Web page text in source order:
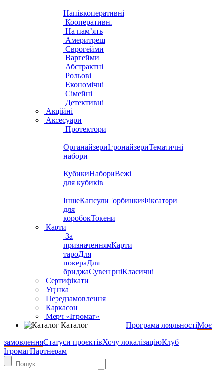
Напівкоперативні
Кооперативні
На пам’ять
Америтреш
Єврогейми
Варгейми
Абстрактні
Рольові
Економічні
Сімейні
Детективні
Акційні
Аксесуари
Протектори
ОрганайзериІгронайзериТематичні
набори
КубикиНабориВежі
для кубиків
ІншеКапсулиТорбинкиФіксатори
для
коробокТокени
Карти
За
призначеннямКарти
тароДля
покераДля
бриджаСувенірніКласичні
Сертифікати
Уцінка
Передзамовлення
Каркасон
Мерч «Ігромаг»
Каталог
Програма лояльностіМоє
замовленняСтатуси проєктівХочу локалізаціюКлуб
ІгромагПартнерам